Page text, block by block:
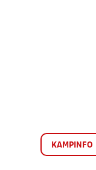
KAMPINFO